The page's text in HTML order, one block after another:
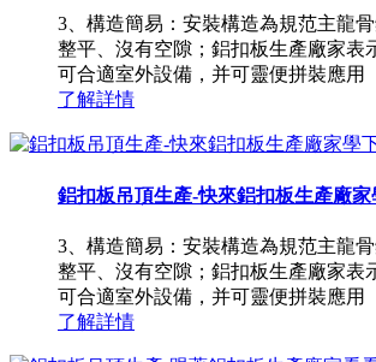
3、構造簡易：安裝構造為規范主龍
整平、沒有空隙；鋁扣板生產廠家表
可合適室外設備，并可靈便拼裝應用
了解詳情
鋁扣板吊頂生產-快來鋁扣板生產廠家
3、構造簡易：安裝構造為規范主龍
整平、沒有空隙；鋁扣板生產廠家表
可合適室外設備，并可靈便拼裝應用
了解詳情